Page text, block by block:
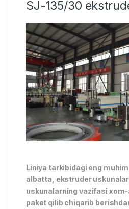
SJ-135/30
Liniya tarkibidagi eng muhim
albatta, ekstruder
uskunalarning vazifasi
paket qilib chiqarib